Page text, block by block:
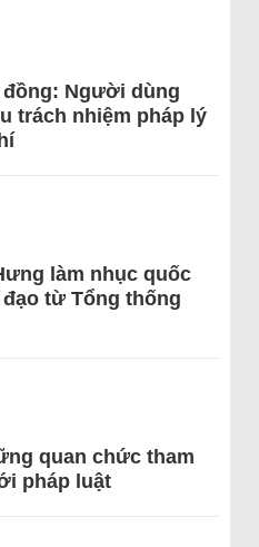
đồng: Người dùng
trách nhiệm pháp lý
làm nhục quốc
từ Tổng thống
quan chức tham
pháp luật